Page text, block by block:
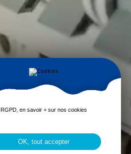
RGPD, en savoir + sur nos cookies
OK, tout accepter